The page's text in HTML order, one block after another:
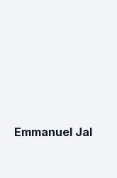
Emmanuel Jal